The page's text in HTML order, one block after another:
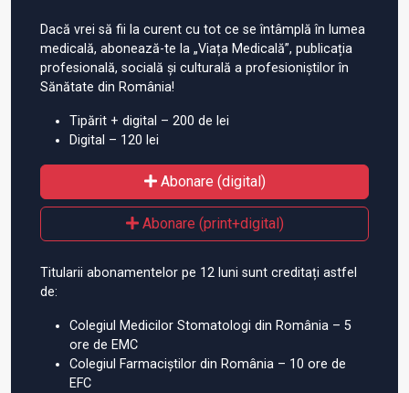
Dacă vrei să fii la curent cu tot ce se întâmplă în lumea
medicală, abonează-te la „Viața Medicală”, publicația
profesională, socială și culturală a profesioniștilor în
Sănătate din România!
Tipărit + digital – 200 de lei
Digital – 120 lei
Abonare (digital)
Abonare (print+digital)
Titularii abonamentelor pe 12 luni sunt creditați astfel
de:
Colegiul Medicilor Stomatologi din România – 5
ore de EMC
Colegiul Farmaciștilor din România – 10 ore de
EFC